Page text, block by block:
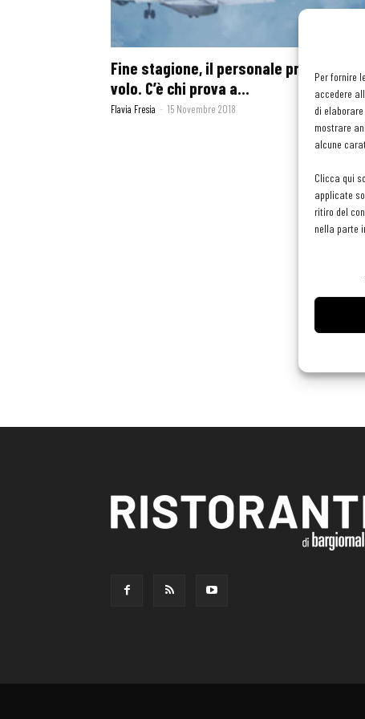
Per fornire
accedere
di
mostrare
alcune
Clicca qui
applicate
ritiro del
nella parte
Fine stagione, il personale prende il
volo. C’è chi prova a...
Flavia Fresia - 15 Novembre 2018